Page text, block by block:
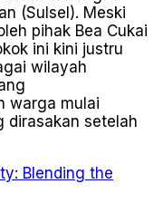
(Sulsel). Meski
pihak Bea Cukai
ini kini justru
wilayah
warga mulai
dirasakan setelah